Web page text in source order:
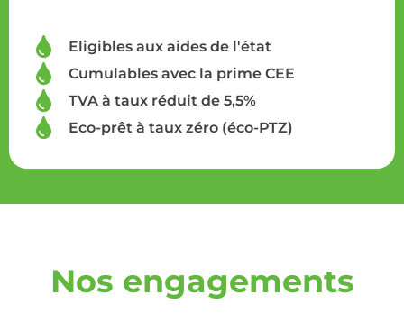
Eligibles aux aides de l'état
Cumulables avec la prime CEE
TVA à taux réduit de 5,5%
Eco-prêt à taux zéro (éco-PTZ)
Nos engagements